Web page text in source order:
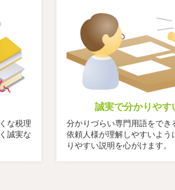
な税理
誠実な
誠実で分かりやす
分かりづらい専門用語をでき
依頼人様が理解しやすいよう
りやすい説明を心がけます。